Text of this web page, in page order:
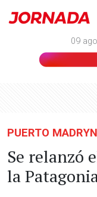
09
PUERTO MADRYN
Se relanzó
la